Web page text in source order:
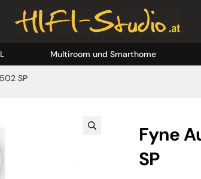
Multiroom und Smarthome
SP
Fyne
SP